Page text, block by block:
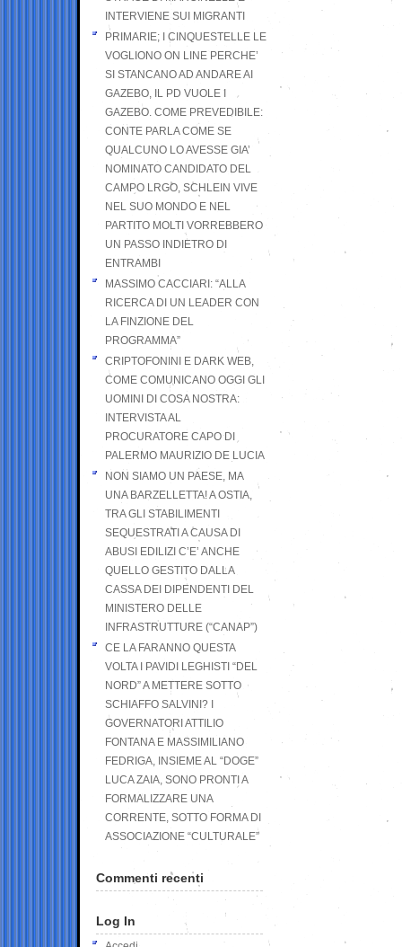
INTERVIENE SUI MIGRANTI
PRIMARIE; I CINQUESTELLE LE
VOGLIONO ON LINE PERCHE’
SI STANCANO AD ANDARE AI
GAZEBO, IL PD VUOLE I
GAZEBO. COME PREVEDIBILE:
CONTE PARLA COME SE
QUALCUNO LO AVESSE GIA’
NOMINATO CANDIDATO DEL
CAMPO LRGO, SCHLEIN VIVE
NEL SUO MONDO E NEL
PARTITO MOLTI VORREBBERO
UN PASSO INDIETRO DI
ENTRAMBI
MASSIMO CACCIARI: “ALLA
RICERCA DI UN LEADER CON
LA FINZIONE DEL
PROGRAMMA”
CRIPTOFONINI E DARK WEB,
COME COMUNICANO OGGI GLI
UOMINI DI COSA NOSTRA:
INTERVISTA AL
PROCURATORE CAPO DI
PALERMO MAURIZIO DE LUCIA
NON SIAMO UN PAESE, MA
UNA BARZELLETTA! A OSTIA,
TRA GLI STABILIMENTI
SEQUESTRATI A CAUSA DI
ABUSI EDILIZI C’E’ ANCHE
QUELLO GESTITO DALLA
CASSA DEI DIPENDENTI DEL
MINISTERO DELLE
INFRASTRUTTURE (“CANAP”)
CE LA FARANNO QUESTA
VOLTA I PAVIDI LEGHISTI “DEL
NORD” A METTERE SOTTO
SCHIAFFO SALVINI? I
GOVERNATORI ATTILIO
FONTANA E MASSIMILIANO
FEDRIGA, INSIEME AL “DOGE”
LUCA ZAIA, SONO PRONTI A
FORMALIZZARE UNA
CORRENTE, SOTTO FORMA DI
ASSOCIAZIONE “CULTURALE”
Commenti recenti
Log In